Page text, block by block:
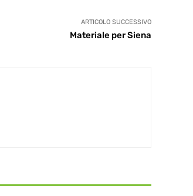
ARTICOLO SUCCESSIVO
Materiale per Siena